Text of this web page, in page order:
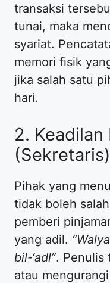
transaksi
tunai, maka
syariat.
memori fisik
jika salah satu
hari.
2. Keadilan
(Sekretaris)
Pihak yang
tidak boleh
pemberi
yang adil.
bil-‘adl”. Penulis
atau